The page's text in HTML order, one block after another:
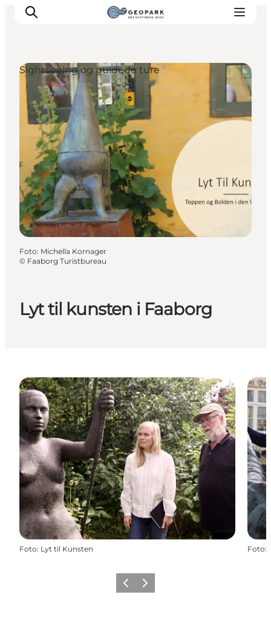
Lyt til kunsten i Faaborg
Sightseeing og guidede ture
Foto: Michella Kornager
© Faaborg Turistbureau
Foto: Lyt til Kunsten Foto:
ForrigeNæste